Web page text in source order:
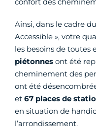
Ainsi, dans le cadre
Accessible », votre
les besoins de toutes
piétonnes ont été
cheminement des
ont été
et 67 places de
en situation de
l’arrondissement.